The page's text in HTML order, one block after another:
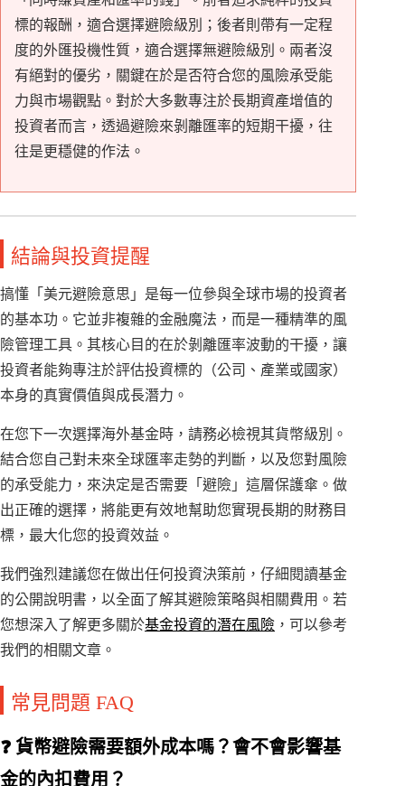
標的報酬，適合選擇避險級別；後者則帶有一定程
度的外匯投機性質，適合選擇無避險級別。兩者沒
有絕對的優劣，關鍵在於是否符合您的風險承受能
力與市場觀點。對於大多數專注於長期資產增值的
投資者而言，透過避險來剝離匯率的短期干擾，往
往是更穩健的作法。
結論與投資提醒
搞懂「美元避險意思」是每一位參與全球市場的投資者
的基本功。它並非複雜的金融魔法，而是一種精準的風
險管理工具。其核心目的在於剝離匯率波動的干擾，讓
投資者能夠專注於評估投資標的（公司、產業或國家）
本身的真實價值與成長潛力。
在您下一次選擇海外基金時，請務必檢視其貨幣級別。
結合您自己對未來全球匯率走勢的判斷，以及您對風險
的承受能力，來決定是否需要「避險」這層保護傘。做
出正確的選擇，將能更有效地幫助您實現長期的財務目
標，最大化您的投資效益。
我們強烈建議您在做出任何投資決策前，仔細閱讀基金
的公開說明書，以全面了解其避險策略與相關費用。若
您想深入了解更多關於基金投資的潛在風險 ，可以參考
我們的相關文章。
常見問題 FAQ
❓ 貨幣避險需要額外成本嗎？會不會影響基
金的內扣費用？